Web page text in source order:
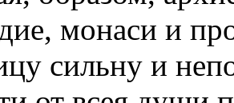
монаси и
сильну и